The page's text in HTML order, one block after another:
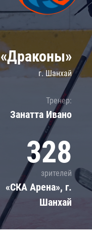
Локомотив
«Драконы»
г. Шанхай
Тренер:
Занатта Иванo
328
зрителей
«СКА Арена», г.
Шанхай